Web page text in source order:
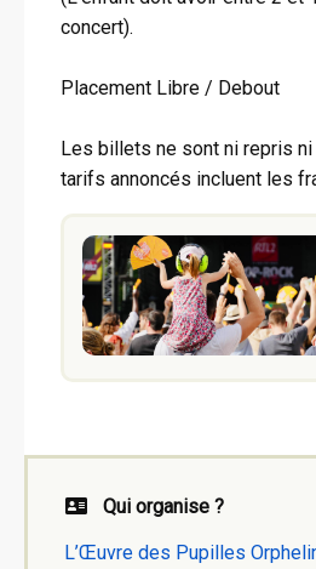
concert).
Placement Libre / Debout
Les billets ne sont ni repris
tarifs annoncés incluent les
Qui organise ?
L’Œuvre des Pupilles